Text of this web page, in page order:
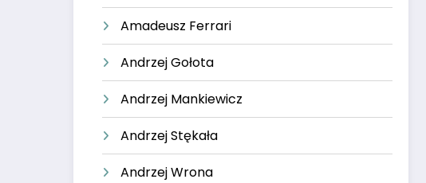
Amadeusz Ferrari
Andrzej Gołota
Andrzej Mankiewicz
Andrzej Stękała
Andrzej Wrona